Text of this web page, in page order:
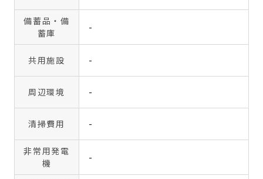
備蓄品・備
蓄庫
-
共用施設 -
周辺環境 -
清掃費用 -
非常用発電
機
-